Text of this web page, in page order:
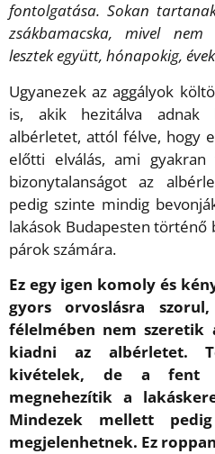
fontolgatása. Sokan
zsákbamacska, mivel
lesztek együtt, hónapokig,
Ugyanezek az aggályok
is, akik hezitálva adnak
albérletet, attól félve, hogy
előtti elválás, ami gyakran
bizonytalanságot az
pedig szinte mindig
lakások Budapesten
párok számára.
Ez egy igen komoly és
gyors orvoslásra
félelmében nem szeretik
kiadni az albérletet.
kivételek, de a fent
megnehezítik a
Mindezek mellett
megjelenhetnek. Ez